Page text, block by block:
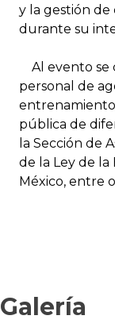
y la gestión de
durante su
Al evento se
personal de
pública de
la Sección de
de la Ley de la
México, entre
Galería